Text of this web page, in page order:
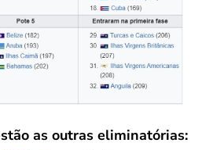
as outras eliminatórias: